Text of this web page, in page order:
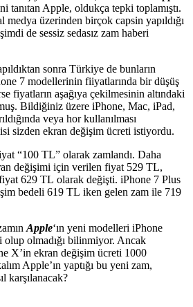
tanıtan Apple, oldukça tepki toplamıştı.
üzerinden birçok capsin yapıldığı
de sessiz sedasız zam haberi
sonra Türkiye de bunların
7 modellerinin fiiyatlarında bir düşüş
fiyatların aşağıya çekilmesinin altındaki
Bildiğiniz üzere iPhone, Mac, iPad,
veya hor kullanılması
sizden ekran değişim ücreti istiyordu.
“100 TL” olarak zamlandı. Daha
değişimi için verilen fiyat 529 TL,
fiyat 629 TL olarak değişti. iPhone 7 Plus
bedeli 619 TL iken gelen zam ile 719
Apple‘ın yeni modelleri iPhone
olmadığı bilinmiyor. Ancak
X’in ekran değişim ücreti 1000
Apple’ın yaptığı bu yeni zam,
karşılanacak?